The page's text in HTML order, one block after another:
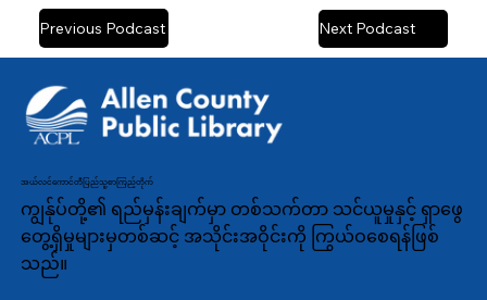
Previous Podcast Next Podcast
အယ်လင်ကောင်တီပြည်သူ့စာကြည့်တိုက်
ကျွန်ုပ်တို့၏ ရည်မှန်းချက်မှာ တစ်သက်တာ သင်ယူမှုနှင့် ရှာဖွေ
တွေ့ရှိမှုများမှတစ်ဆင့် အသိုင်းအဝိုင်းကို ကြွယ်ဝစေရန်ဖြစ်
သည်။